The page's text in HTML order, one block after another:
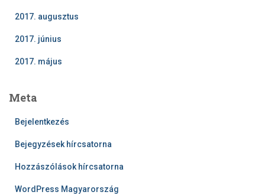
2017. augusztus
2017. június
2017. május
Meta
Bejelentkezés
Bejegyzések hírcsatorna
Hozzászólások hírcsatorna
WordPress Magyarország